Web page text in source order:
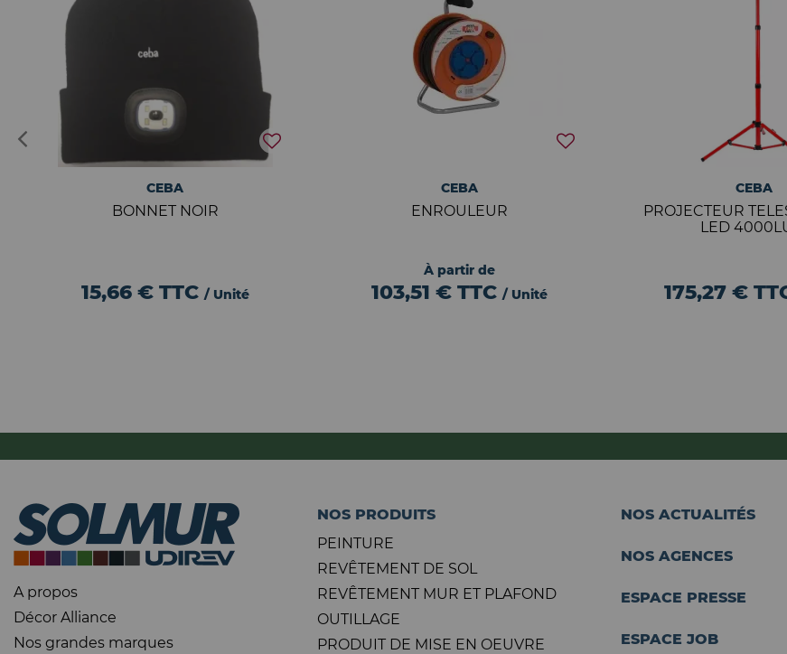
CEBA
BONNET NOIR
15,66 € TTC / Unité
CEBA
ENROULEUR
À partir de
103,51 € TTC / Unité
CEBA
PROJECTEUR
LED
175,27 €
A propos
Décor Alliance
Nos grandes marques
NOS PRODUITS
PEINTURE
REVÊTEMENT DE SOL
REVÊTEMENT MUR ET PLAFOND
OUTILLAGE
PRODUIT DE MISE EN OEUVRE
NOS ACTUALITÉS
NOS AGENCES
ESPACE PRESSE
ESPACE JOB